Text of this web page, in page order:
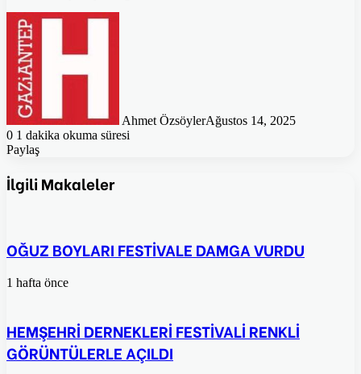
Ahmet ÖzsöylerAğustos 14, 2025
0 1 dakika okuma süresi
Paylaş
Posta
ile
İlgili Makaleler
OĞUZ BOYLARI FESTİVALE DAMGA VURDU
1 hafta önce
HEMŞEHRİ DERNEKLERİ FESTİVALİ RENKLİ
GÖRÜNTÜLERLE AÇILDI